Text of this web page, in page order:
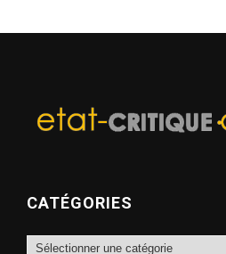
CATÉGORIES
Catégories